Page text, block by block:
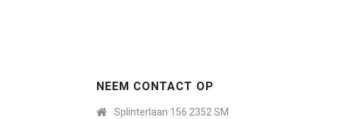
NEEM CONTACT OP
Splinterlaan 156 2352 SM